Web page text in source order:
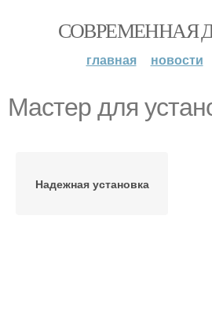
СОВРЕМЕННАЯ
главная новости
Мастер для
Надежная установка